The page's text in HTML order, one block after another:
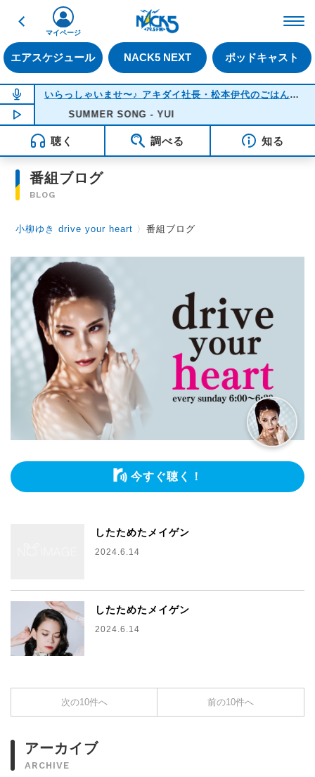
戻る
エアスケジュール NACK5 NEXT ポッドキャスト
マイページ
NOW ON AIR
いらっしゃいませ〜♪ アキダイ社長・松本伊代のごはんのおかず何にする？
NOW PLAYING 18:05
SUMMER SONG - YUI
聴く 調べる 知る
番組ブログ
BLOG
小柳ゆき drive your heart 〉番組ブログ
今すぐ聴く！
したためたメイゲン
2024.6.14
したためたメイゲン
2024.6.14
次の10件へ 前の10件へ
アーカイブ
ARCHIVE